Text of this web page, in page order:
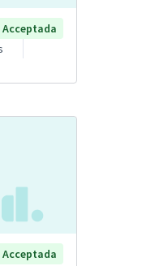
Acceptada
Acceptada